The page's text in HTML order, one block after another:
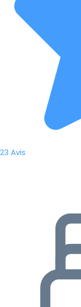
23 Avis